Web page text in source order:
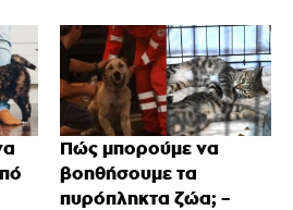
Πώς μπορούμε να
βοηθήσουμε τα
πυρόπληκτα ζώα; –